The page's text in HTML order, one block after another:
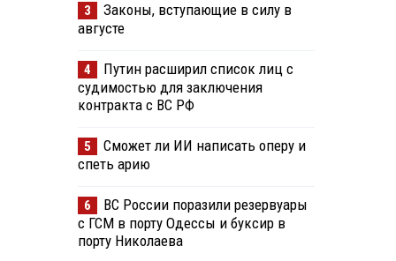
3
Законы, вступающие в силу в
августе
4
Путин расширил список лиц с
судимостью для заключения
контракта с ВС РФ
5
Сможет ли ИИ написать оперу и
спеть арию
6
ВС России поразили резервуары
с ГСМ в порту Одессы и буксир в
порту Николаева